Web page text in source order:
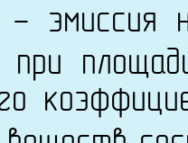
- эмиссия
при